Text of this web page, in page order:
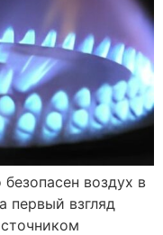
воздух в
первый взгляд